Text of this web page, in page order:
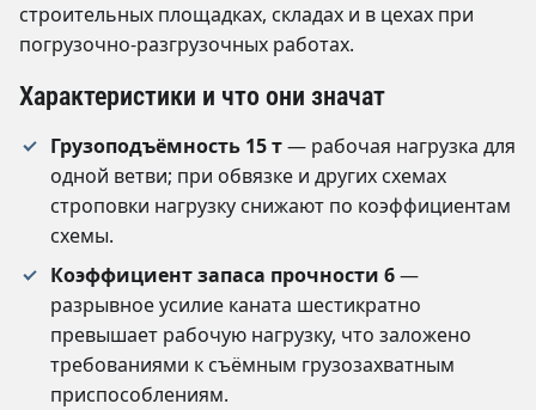
строительных площадках, складах и в цехах при
погрузочно-разгрузочных работах.
Характеристики и что они значат
Грузоподъёмность 15 т— рабочая нагрузка для
одной ветви; при обвязке и других схемах
строповки нагрузку снижают по коэффициентам
схемы.
Коэффициент запаса прочности 6—
разрывное усилие каната шестикратно
превышает рабочую нагрузку, что заложено
требованиями к съёмным грузозахватным
приспособлениям.